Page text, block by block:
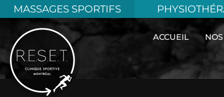
Aller
au
contenu
MASSAGES SPORTIFS
ACCUEIL